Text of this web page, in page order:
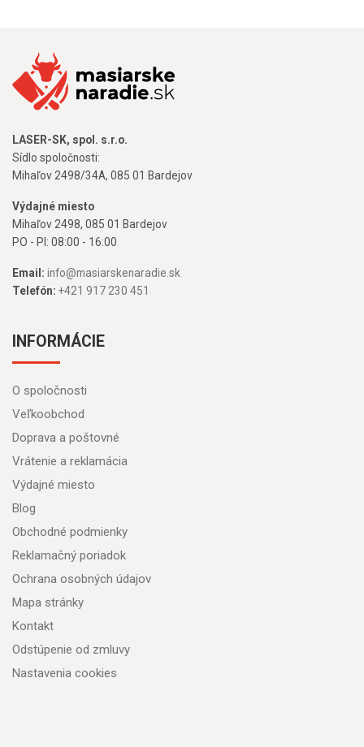
LASER-SK, spol. s.r.o.
Sídlo spoločnosti:
Mihaľov 2498/34A, 085 01 Bardejov
Výdajné miesto
Mihaľov 2498, 085 01 Bardejov
PO - PI: 08:00 - 16:00
Email: info@masiarskenaradie.sk
Telefón: +421 917 230 451
INFORMÁCIE
O spoločnosti
Veľkoobchod
Doprava a poštovné
Vrátenie a reklamácia
Výdajné miesto
Blog
Obchodné podmienky
Reklamačný poriadok
Ochrana osobných údajov
Mapa stránky
Kontakt
Odstúpenie od zmluvy
Nastavenia cookies